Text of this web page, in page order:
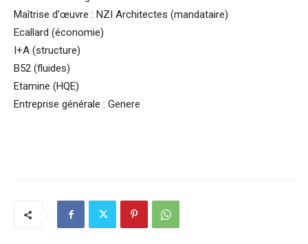
Maîtrise d’œuvre : NZI Architectes (mandataire)
Ecallard (économie)
I+A (structure)
B52 (fluides)
Etamine (HQE)
Entreprise générale : Genere